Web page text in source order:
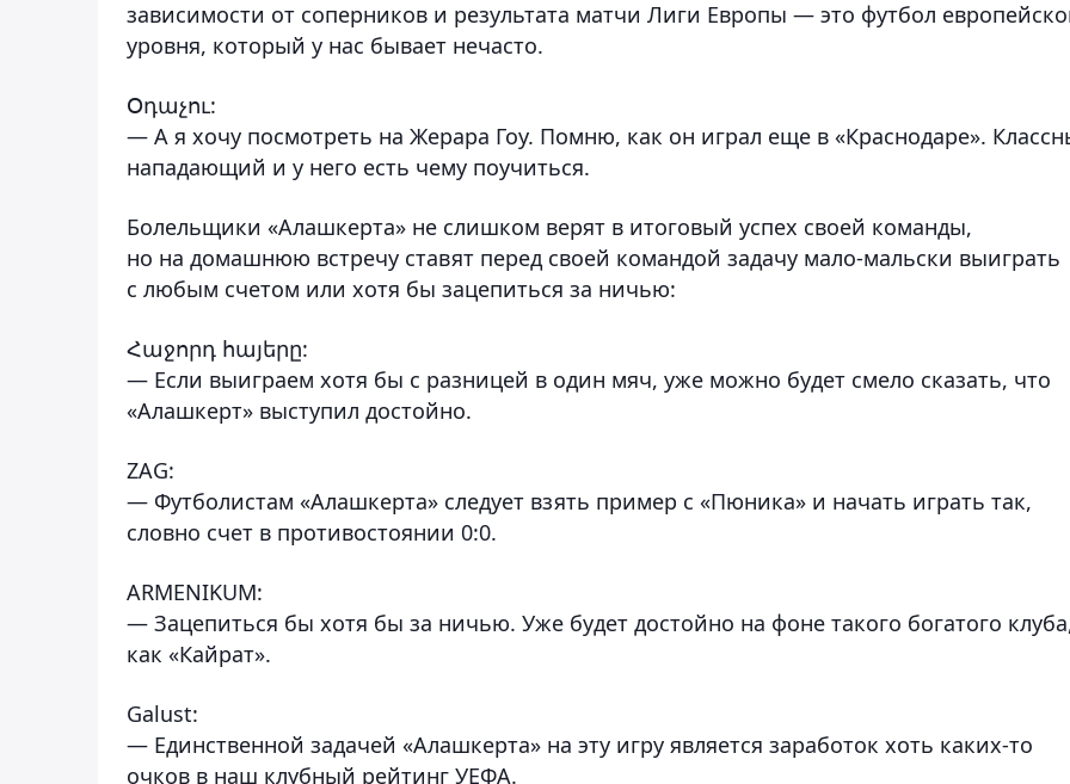
зависимости от соперников и результата матчи Лиги Европы — это футбол
уровня, который у нас бывает нечасто.
Օդաչու:
— А я хочу посмотреть на Жерара Гоу. Помню, как он играл еще в «Краснодаре».
нападающий и у него есть чему поучиться.
Болельщики «Алашкерта» не слишком верят в итоговый успех своей команды,
но на домашнюю встречу ставят перед своей командой задачу мало-мальски выиграть
с любым счетом или хотя бы зацепиться за ничью:
Հաջորդ հայերը:
— Если выиграем хотя бы с разницей в один мяч, уже можно будет смело сказать, что
«Алашкерт» выступил достойно.
ZAG:
— Футболистам «Алашкерта» следует взять пример с «Пюника» и начать играть так,
словно счет в противостоянии 0:0.
ARMENIKUM:
— Зацепиться бы хотя бы за ничью. Уже будет достойно на фоне такого богатого
как «Кайрат».
Galust:
— Единственной задачей «Алашкерта» на эту игру является заработок хоть каких-то
очков в наш клубный рейтинг УЕФА.